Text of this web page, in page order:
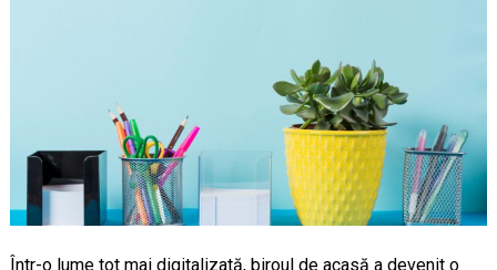
Într-o lume tot mai digitalizată, biroul de acasă a devenit o